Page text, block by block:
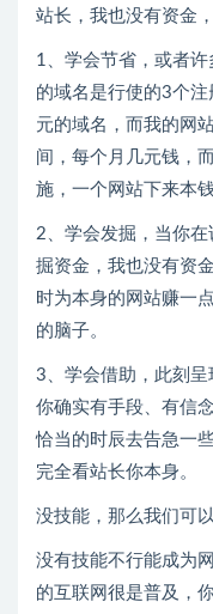
站长，我也没有资金
1、学会节省，或者
的域名是行使的3个
元的域名，而我的网
间，每个月几元钱，
施，一个网站下来本
2、学会发掘，当你
掘资金，我也没有资
时为本身的网站赚一
的脑子。
3、学会借助，此刻
你确实有手段、有信
恰当的时辰去告急一
完全看站长你本身。
没技能，那么我们可
没有技能不行能成为
的互联网很是普及，